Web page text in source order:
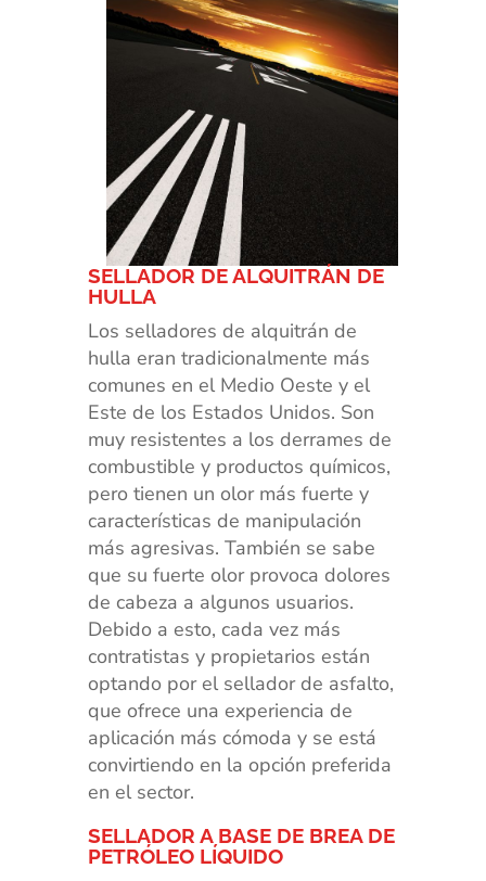
SELLADOR DE ALQUITRÁN DE
HULLA
Los selladores de alquitrán de
hulla eran tradicionalmente más
comunes en el Medio Oeste y el
Este de los Estados Unidos. Son
muy resistentes a los derrames de
combustible y productos químicos,
pero tienen un olor más fuerte y
características de manipulación
más agresivas. También se sabe
que su fuerte olor provoca dolores
de cabeza a algunos usuarios.
Debido a esto, cada vez más
contratistas y propietarios están
optando por el sellador de asfalto,
que ofrece una experiencia de
aplicación más cómoda y se está
convirtiendo en la opción preferida
en el sector.
SELLADOR A BASE DE BREA DE
PETRÓLEO LÍQUIDO